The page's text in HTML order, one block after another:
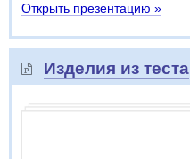
Открыть презентацию »
Изделия из теста